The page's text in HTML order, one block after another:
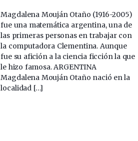
Magdalena Mouján Otaño (1916-2005)
fue una matemática argentina, una de
las primeras personas en trabajar con
la computadora Clementina. Aunque
fue su afición a la ciencia ficción la que
le hizo famosa. ARGENTINA
Magdalena Mouján Otaño nació en la
localidad […]